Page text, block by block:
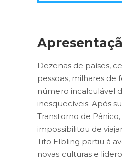
Dezenas de países,
pessoas, milhares de
número incalculável
inesquecíveis. Após
Transtorno de
impossibilitou de
Tito Elbling partiu à
novas culturas e